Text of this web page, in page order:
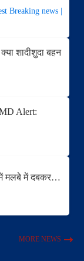
Breaking news |
शादीशुदा बहन
Alert:
मलबे में दबकर…
MORE NEWS